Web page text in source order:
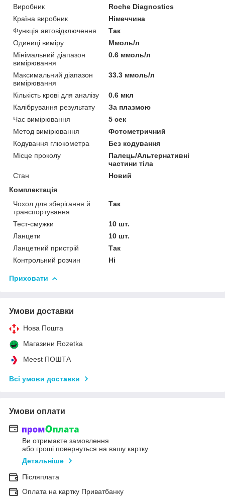
Виробник
Roche Diagnostics
Країна виробник
Німеччина
Функція автовідключення
Так
Одиниці виміру
Ммоль/л
Мінімальний діапазон
вимірювання
0.6 ммоль/л
Максимальний діапазон
вимірювання
33.3 ммоль/л
Кількість крові для аналізу
0.6 мкл
Калібрування результату
За плазмою
Час вимірювання
5 сек
Метод вимірювання
Фотометричний
Кодування глюкометра
Без кодування
Місце проколу
Палець/Альтернативні
частини тіла
Стан
Новий
Комплектація
Чохол для зберігання й
транспортування
Так
Тест-смужки
10 шт.
Ланцети
10 шт.
Ланцетний пристрій
Так
Контрольний розчин
Ні
Приховати
Умови доставки
Нова Пошта
Магазини Rozetka
Meest ПОШТА
Всі умови доставки
Умови оплати
Ви отримаєте замовлення
або гроші повернуться на вашу картку
Детальніше
Післяплата
Оплата на картку Приватбанку